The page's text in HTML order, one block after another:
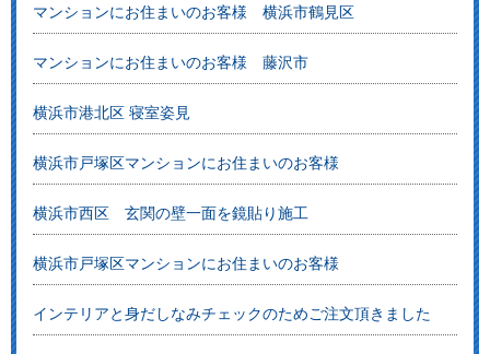
マンションにお住まいのお客様 横浜市鶴見区
マンションにお住まいのお客様 藤沢市
横浜市港北区 寝室姿見
横浜市戸塚区マンションにお住まいのお客様
横浜市西区 玄関の壁一面を鏡貼り施工
横浜市戸塚区マンションにお住まいのお客様
インテリアと身だしなみチェックのためご注文頂きました